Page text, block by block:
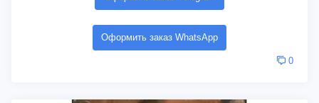
Оформить заказ WhatsApp
0